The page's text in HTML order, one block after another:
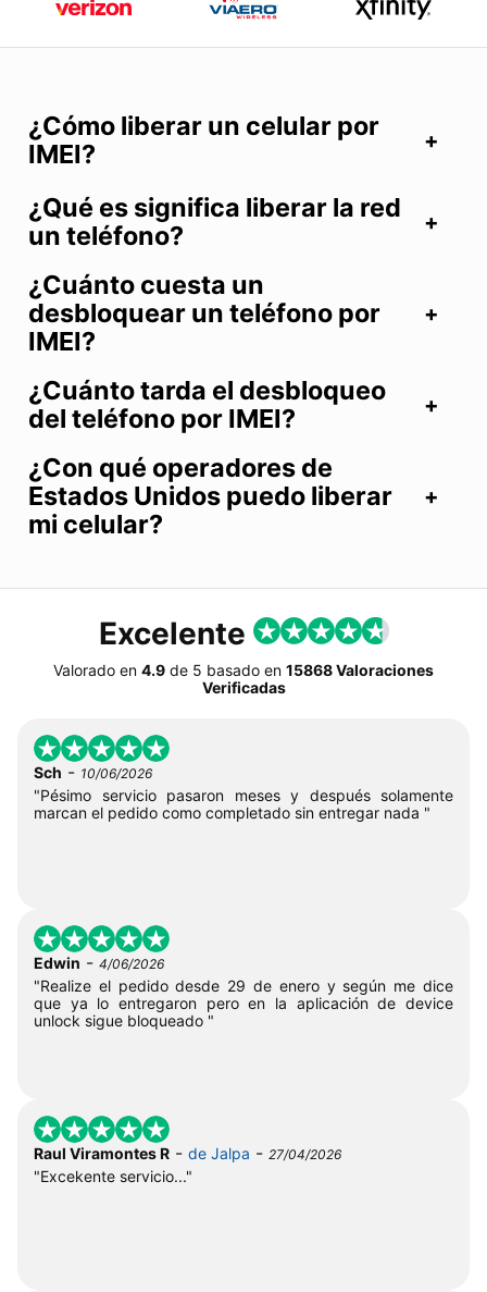
¿Cómo liberar un celular por
IMEI?
¿Qué es significa liberar la red
un teléfono?
¿Cuánto cuesta un
desbloquear un teléfono por
IMEI?
¿Cuánto tarda el desbloqueo
del teléfono por IMEI?
¿Con qué operadores de
Estados Unidos puedo liberar
mi celular?
Excelente
Valorado en 4.9 de 5 basado en 15868 Valoraciones
Verificadas
Sch - 10/06/2026
"Pésimo servicio pasaron meses y después solamente
marcan el pedido como completado sin entregar nada "
Edwin - 4/06/2026
"Realize el pedido desde 29 de enero y según me dice
que ya lo entregaron pero en la aplicación de device
unlock sigue bloqueado "
Raul Viramontes R - de Jalpa - 27/04/2026
"Excekente servicio..."